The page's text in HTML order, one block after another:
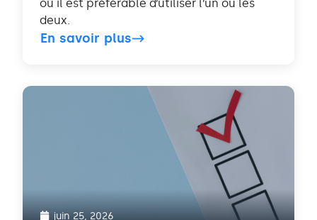
où il est préférable d’utiliser l’un ou les
deux.
En savoir plus
juin 25, 2026